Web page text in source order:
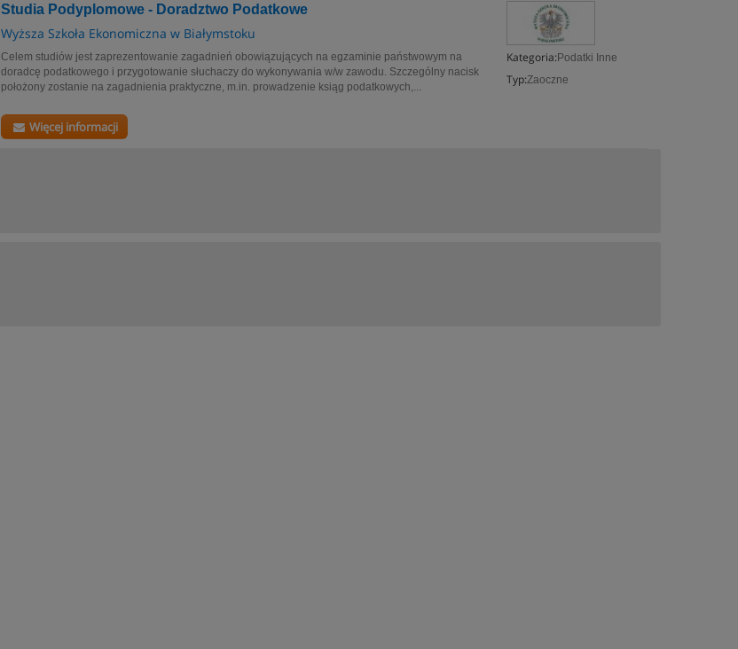
Studia Podyplomowe - Doradztwo Podatkowe
Wyższa Szkoła Ekonomiczna w Białymstoku
Kategoria: Podatki Inne
Typ:Zaoczne
Celem studiów jest zaprezentowanie zagadnień obowiązujących na egzaminie państwowym na
doradcę podatkowego i przygotowanie słuchaczy do wykonywania w/w zawodu. Szczególny nacisk
położony zostanie na zagadnienia praktyczne, m.in. prowadzenie ksiąg podatkowych,...
Więcej informacji